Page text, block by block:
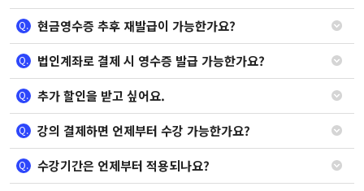
Q. 현금영수증 추후 재발급이 가능한가요?
Q. 법인계좌로 결제 시 영수증 발급 가능한가요?
Q. 추가 할인을 받고 싶어요.
Q. 강의 결제하면 언제부터 수강 가능한가요?
Q. 수강기간은 언제부터 적용되나요?